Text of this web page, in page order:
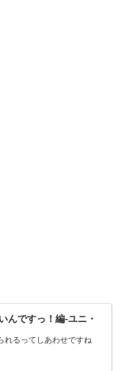
んですっ！編-ユニ・
れるってしあわせですね